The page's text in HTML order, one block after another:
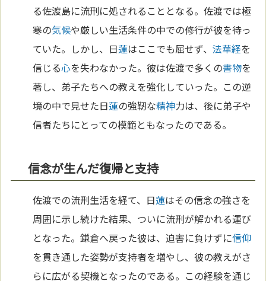
る佐渡島に流刑に処されることとなる。佐渡では極
寒の気候や厳しい生活条件の中での修行が彼を待っ
ていた。しかし、日蓮はここでも屈せず、法華経を
信じる心を失わなかった。彼は佐渡で多くの書物を
著し、弟子たちへの教えを強化していった。この逆
境の中で見せた日蓮の強靭な精神力は、後に弟子や
信者たちにとっての模範ともなったのである。
信念が生んだ復帰と支持
佐渡での流刑生活を経て、日蓮はその信念の強さを
周囲に示し続けた結果、ついに流刑が解かれる運び
となった。鎌倉へ戻った彼は、迫害に負けずに信仰
を貫き通した姿勢が支持者を増やし、彼の教えがさ
らに広がる契機となったのである。この経験を通じ